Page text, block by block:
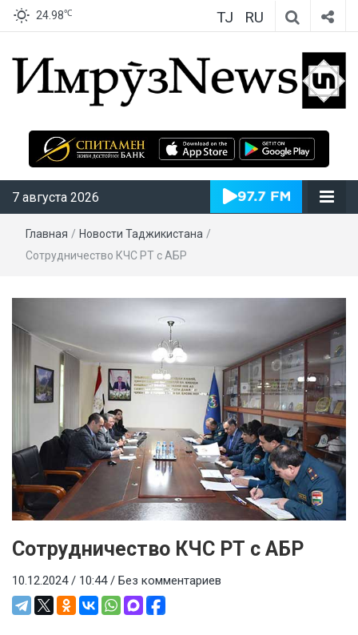
24.98℃ TJ RU
ИмрӯзNews
7 августа 2026
Главная / Новости Таджикистана /
Сотрудничество КЧС РТ с АБР
Сотрудничество КЧС РТ с АБР
10.12.2024 / 10:44 / Без комментариев